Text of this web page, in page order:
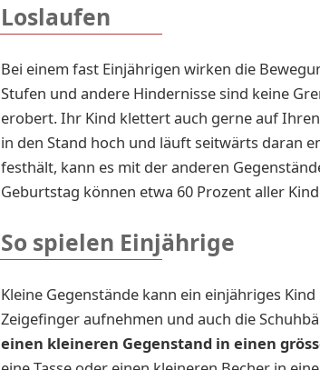
Loslaufen
Bei einem fast Einjährigen wirken die
Stufen und andere Hindernisse sind keine
erobert. Ihr Kind klettert auch gerne auf
in den Stand hoch und läuft seitwärts daran
festhält, kann es mit der anderen
Geburtstag können etwa 60 Prozent aller
So spielen Einjährige
Kleine Gegenstände kann ein einjähriges
Zeigefinger aufnehmen und auch die
einen kleineren Gegenstand in einen